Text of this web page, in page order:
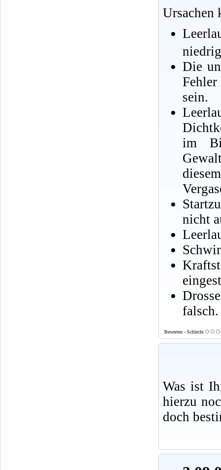
Ursachen
Die
sein.
im
nicht
falsch.
Bewerten - Schlecht
Was ist
hierzu
doch